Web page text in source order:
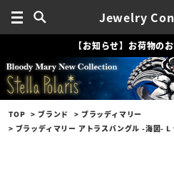
Jewelry
【お知らせ】お荷物の
TOP ブランド
ブラッディマリー
ブラッディマリー アトラスバングル -海図-